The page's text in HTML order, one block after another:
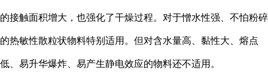
的接触面积增大，也强化了干燥过程。对于憎水性强、不怕粉碎
的热敏性散粒状物料特别适用。但对含水量高、黏性大、熔点
低、易升华爆炸、易产生静电效应的物料还不适用。